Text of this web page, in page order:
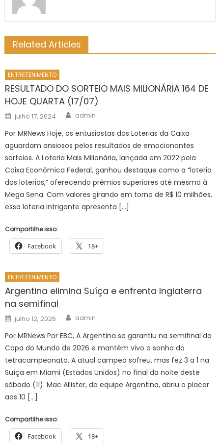
Related Articles
ENTRETENIMENTO
RESULTADO DO SORTEIO MAIS MILIONÁRIA 164 DE
HOJE QUARTA (17/07)
Posted
on
julho 17, 2024 Author
admin
Por MRNews Hoje, os entusiastas das Loterias da Caixa
aguardam ansiosos pelos resultados de emocionantes
sorteios. A Loteria Mais Milionária, lançada em 2022 pela
Caixa Econômica Federal, ganhou destaque como a “loteria
das loterias,” oferecendo prêmios superiores até mesmo à
Mega Sena. Com valores girando em torno de R$ 10 milhões,
essa loteria intrigante apresenta […]
Compartilhe isso:
Facebook 18+
ENTRETENIMENTO
Argentina elimina Suíça e enfrenta Inglaterra
na semifinal
Posted
on
julho 12, 2026 Author
admin
Por MRNews Por EBC, A Argentina se garantiu na semifinal da
Copa do Mundo de 2026 e mantém vivo o sonho do
tetracampeonato. A atual campeã sofreu, mas fez 3 a 1 na
Suíça em Miami (Estados Unidos) no final da noite deste
sábado (11). Mac Allister, da equipe Argentina, abriu o placar
aos 10 […]
Compartilhe isso:
Facebook 18+